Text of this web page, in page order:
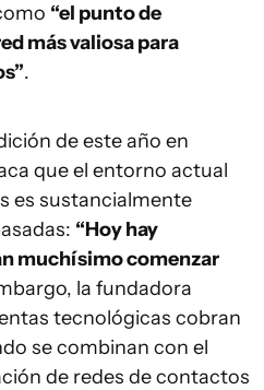
“el punto de
más valiosa para
.
de este año en
que el entorno actual
es sustancialmente
“Hoy hay
muchísimo comenzar
la fundadora
tecnológicas cobran
se combinan con el
de redes de contactos